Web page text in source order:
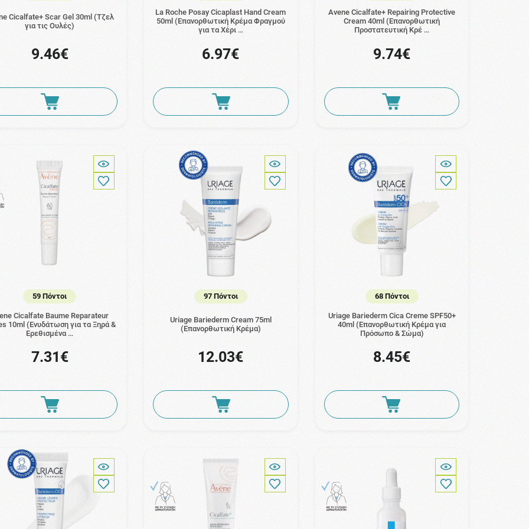
Cicalfate+ Scar Gel 30ml (Τζελ
για τις Ουλές)
9.46€
La Roche Posay Cicaplast Hand Cream
50ml (Επανορθωτική Κρέμα Φραγμού
για τα Χέρι …
6.97€
Avene Cicalfate+ Repairing Protective
Cream 40ml (Επανορθωτική
Προστατευτική Κρέ …
9.74€
59 Πόντοι
Cicalfate Baume Reparateur
10ml (Ενυδάτωση για τα Ξηρά &
Ερεθισμένα …
7.31€
97 Πόντοι
Uriage Bariederm Cream 75ml
(Επανορθωτική Κρέμα)
12.03€
68 Πόντοι
Uriage Bariederm Cica Creme SPF50+
40ml (Επανορθωτική Κρέμα για
Πρόσωπο & Σώμα)
8.45€